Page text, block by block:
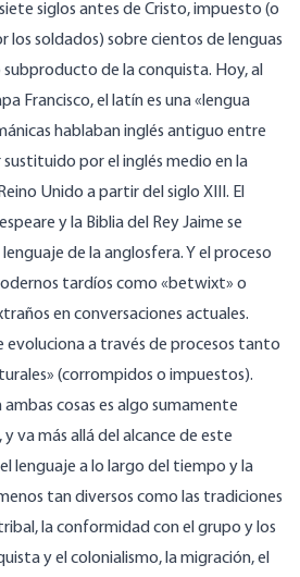
siglos antes de Cristo, impuesto (o
los soldados) sobre cientos de lenguas
de la conquista. Hoy, al
Francisco, el latín es una «lengua
hablaban inglés antiguo entre
sustituido por el inglés medio en la
Unido a partir del siglo XIII. El
y la Biblia del Rey Jaime se
de la anglosfera. Y el proceso
tardíos como «betwixt» o
en conversaciones actuales.
evoluciona a través de procesos tanto
(corrompidos o impuestos).
cosas es algo sumamente
va más allá del alcance de este
lenguaje a lo largo del tiempo y la
tan diversos como las tradiciones
la conformidad con el grupo y los
y el colonialismo, la migración, el